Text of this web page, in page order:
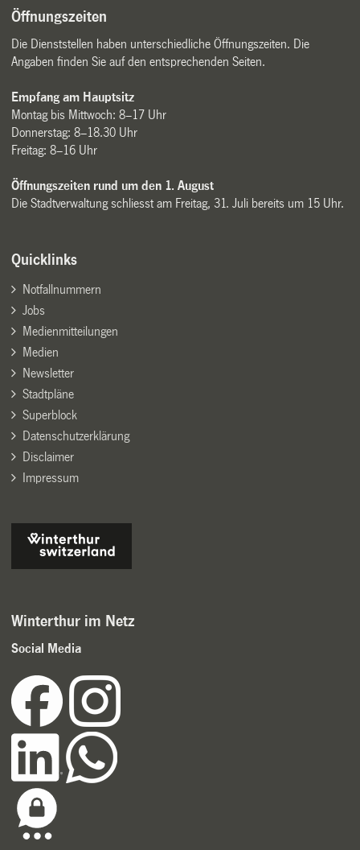
Öffnungszeiten
Die Dienststellen haben unterschiedliche Öffnungszeiten. Die
Angaben finden Sie auf den entsprechenden Seiten.
Empfang am Hauptsitz
Montag bis Mittwoch: 8–17 Uhr
Donnerstag: 8–18.30 Uhr
Freitag: 8–16 Uhr
Öffnungszeiten rund um den 1. August
Die Stadtverwaltung schliesst am Freitag, 31. Juli bereits um 15 Uhr.
Quicklinks
Notfallnummern
Jobs
Medienmitteilungen
Medien
Newsletter
Stadtpläne
Superblock
Datenschutzerklärung
Disclaimer
Impressum
Winterthur im Netz
Social Media